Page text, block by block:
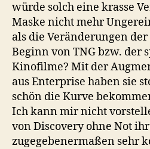
würde solch eine krasse
Maske nicht mehr
als die Veränderungen
Beginn von TNG bzw. der
Kinofilme? Mit der
aus Enterprise haben sie
schön die Kurve
Ich kann mir nicht
von Discovery ohne Not
zugegebenermaßen sehr